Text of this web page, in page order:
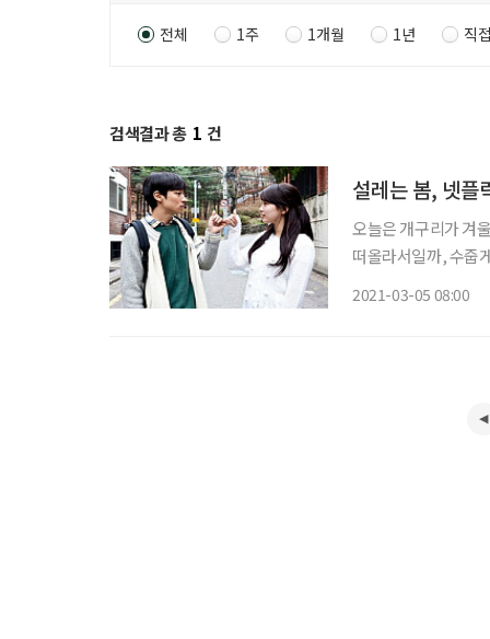
전체 1주 1개월 1년 직
검색결과 총 1 건
설레는 봄, 넷플
오늘은 개구리가 겨
떠올라서일까, 수줍
2021-03-05 08:00